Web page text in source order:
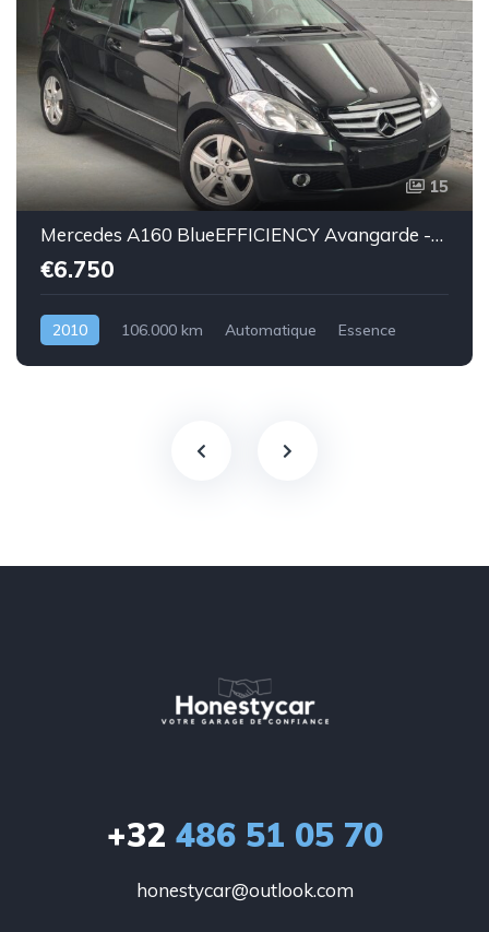
15
Mercedes A160 BlueEFFICIENCY Avangarde -essence euro 5-2010-106.000km-Top état -Garantie
€6.750
2010 106.000 km Automatique Essence
+32 486 51 05 70
honestycar@outlook.com